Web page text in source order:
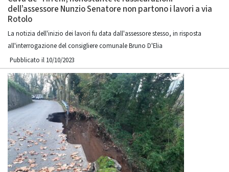
dell’assessore Nunzio Senatore non partono i lavori a via
Rotolo
La notizia dell'inizio dei lavori fu data dall'assessore stesso, in risposta
all'interrogazione del consigliere comunale Bruno D'Elia
Pubblicato il 10/10/2023